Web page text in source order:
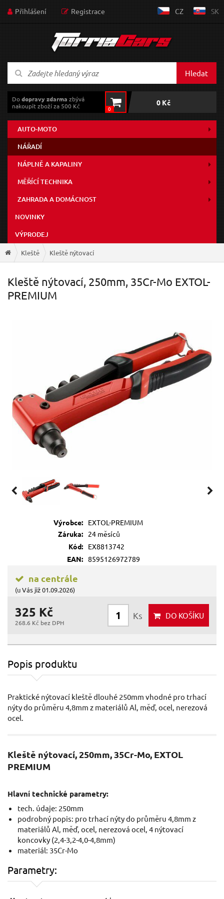
Přihlášení Registrace CZ SK
Hledat
Dodopravy zdarma zbývá
nakoupit zboží za 500 Kč
0
0 Kč
AUTO-MOTO
NÁŘADÍ
NÁPLNĚ A KAPALINY
MĚŘÍCÍ TECHNIKA
ZAHRADA A DOMÁCNOST
NOVINKY
VÝPRODEJ
Kleště Kleště nýtovací
Kleště nýtovací, 250mm, 35Cr-Mo EXTOL-
PREMIUM
Výrobce:
EXTOL-PREMIUM
Záruka:
24 měsíců
Kód:
EX8813742
EAN: 8595126972789
na centrále
(u Vás již 01.09.2026)
325 Kč
268.6 Kč bez DPH
Ks DO KOŠÍKU
Popis produktu
Praktické nýtovací kleště dlouhé 250mm vhodné pro trhací
nýty do průměru 4,8mm z materiálů Al, měď, ocel, nerezová
ocel.
Kleště nýtovací, 250mm, 35Cr-Mo, EXTOL
PREMIUM
Hlavní technické parametry:
tech. údaje: 250mm
podrobný popis: pro trhací nýty do průměru 4,8mm z
materiálů Al, měď, ocel, nerezová ocel, 4 nýtovací
koncovky (2,4-3,2-4,0-4,8mm)
materiál: 35Cr-Mo
Parametry: